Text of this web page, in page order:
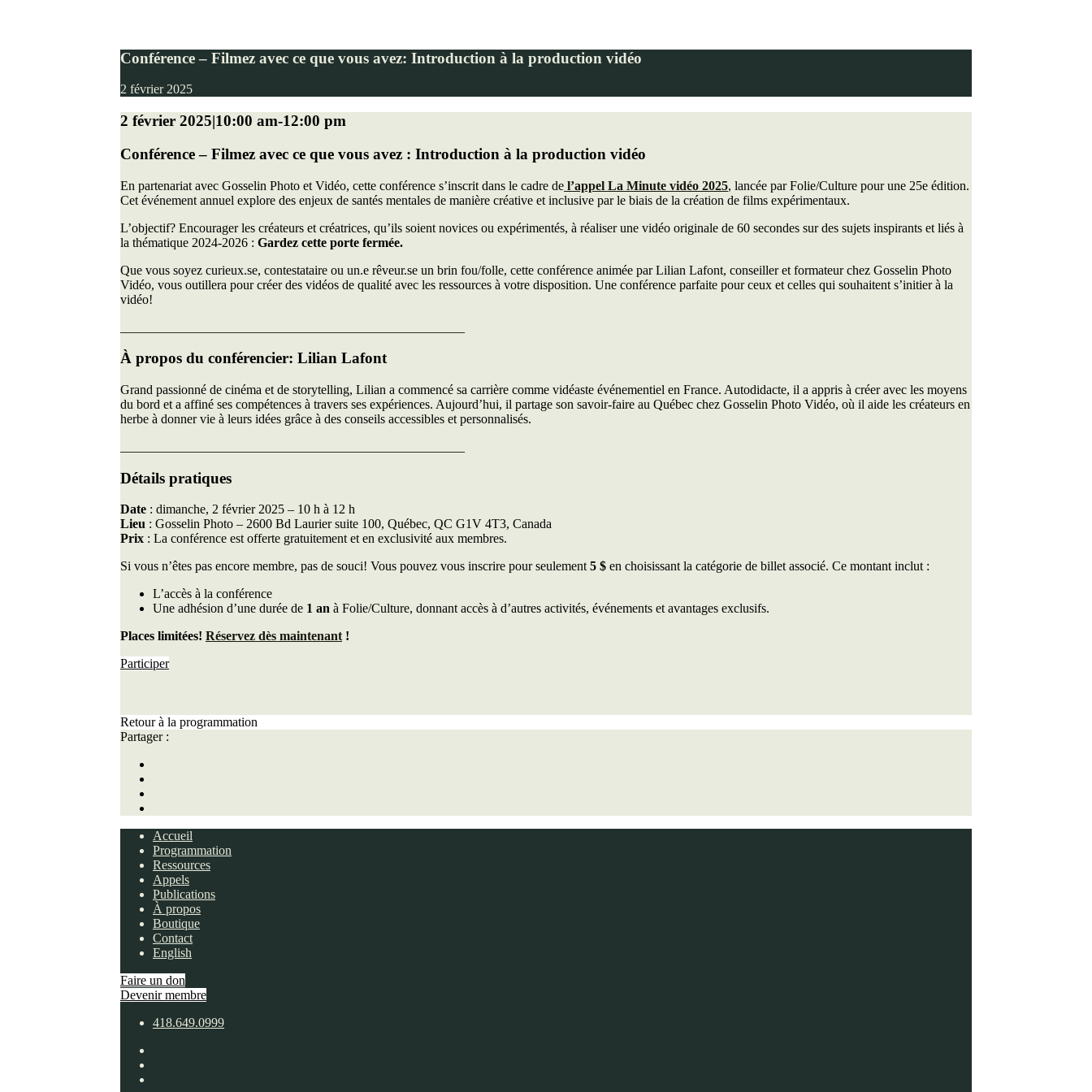
Conférence – Filmez avec ce que vous avez: Introduction à la production vidéo
2 février 2025
2 février 2025|10:00 am-12:00 pm
Conférence – Filmez avec ce que vous avez : Introduction à la production vidéo
En partenariat avec Gosselin Photo et Vidéo, cette conférence s’inscrit dans le cadre de l’appel La Minute vidéo 2025, lancée par Folie/Culture pour une 25e édition.
Cet événement annuel explore des enjeux de santés mentales de manière créative et inclusive par le biais de la création de films expérimentaux.
L’objectif? Encourager les créateurs et créatrices, qu’ils soient novices ou expérimentés, à réaliser une vidéo originale de 60 secondes sur des sujets inspirants et liés à
la thématique 2024-2026 : Gardez cette porte fermée.
Que vous soyez curieux.se, contestataire ou un.e rêveur.se un brin fou/folle, cette conférence animée par Lilian Lafont, conseiller et formateur chez Gosselin Photo
Vidéo, vous outillera pour créer des vidéos de qualité avec les ressources à votre disposition. Une conférence parfaite pour ceux et celles qui souhaitent s’initier à la
vidéo!
À propos du conférencier: Lilian Lafont
Grand passionné de cinéma et de storytelling, Lilian a commencé sa carrière comme vidéaste événementiel en France. Autodidacte, il a appris à créer avec les moyens
du bord et a affiné ses compétences à travers ses expériences. Aujourd’hui, il partage son savoir-faire au Québec chez Gosselin Photo Vidéo, où il aide les créateurs en
herbe à donner vie à leurs idées grâce à des conseils accessibles et personnalisés.
Détails pratiques
Date : dimanche, 2 février 2025 – 10 h à 12 h
Lieu : Gosselin Photo – 2600 Bd Laurier suite 100, Québec, QC G1V 4T3, Canada
Prix : La conférence est offerte gratuitement et en exclusivité aux membres.
Si vous n’êtes pas encore membre, pas de souci! Vous pouvez vous inscrire pour seulement5 $ en choisissant la catégorie de billet associé. Ce montant inclut :
L’accès à la conférence
Une adhésion d’une durée de 1 an à Folie/Culture, donnant accès à d’autres activités, événements et avantages exclusifs.
Places limitées! Réservez dès maintenant!
Participer
Retour à la programmation
Partager :
Accueil
Programmation
Ressources
Appels
Publications
À propos
Boutique
Contact
English
Faire un don
Devenir membre
418.649.0999